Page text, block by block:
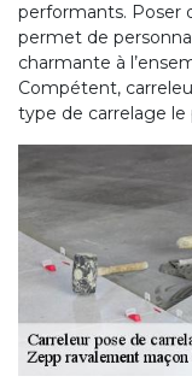
performants. Poser
permet de
charmante à
Compétent,
type de carrelage le